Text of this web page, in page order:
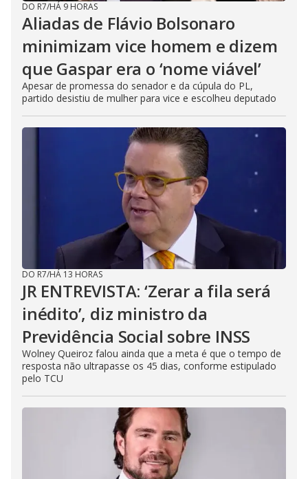
DO R7/HÁ 9 HORAS
Aliadas de Flávio Bolsonaro
minimizam vice homem e dizem
que Gaspar era o ‘nome viável’
Apesar de promessa do senador e da cúpula do PL,
partido desistiu de mulher para vice e escolheu deputado
DO R7/HÁ 13 HORAS
JR ENTREVISTA: ‘Zerar a fila será
inédito’, diz ministro da
Previdência Social sobre INSS
Wolney Queiroz falou ainda que a meta é que o tempo de
resposta não ultrapasse os 45 dias, conforme estipulado
pelo TCU